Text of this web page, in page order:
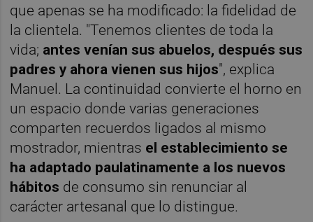
que apenas se ha modificado: la fidelidad de
la clientela. "Tenemos clientes de toda la
vida; antes venían sus abuelos, después sus
padres y ahora vienen sus hijos", explica
Manuel. La continuidad convierte el horno en
un espacio donde varias generaciones
comparten recuerdos ligados al mismo
mostrador, mientras el establecimiento se
ha adaptado paulatinamente a los nuevos
hábitos de consumo sin renunciar al
carácter artesanal que lo distingue.